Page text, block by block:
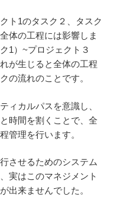
ト1のタスク２、タスク
体の工程には影響しま
1）~プロジェクト３
が生じると全体の工程
の流れのことです。
ィカルパスを意識し、
時間を割くことで、全
管理を行います。
させるためのシステム
実はこのマネジメント
出来ませんでした。